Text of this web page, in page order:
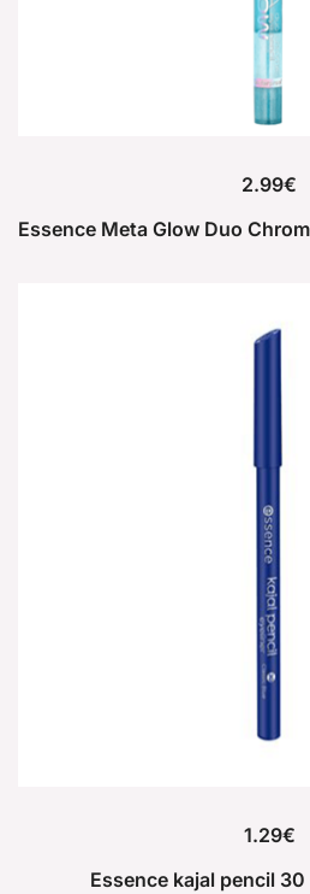
2.99€
1.29€
Essence kajal pencil 30